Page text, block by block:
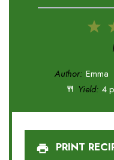
1
Author: Emma
Yield: 4
PRINT